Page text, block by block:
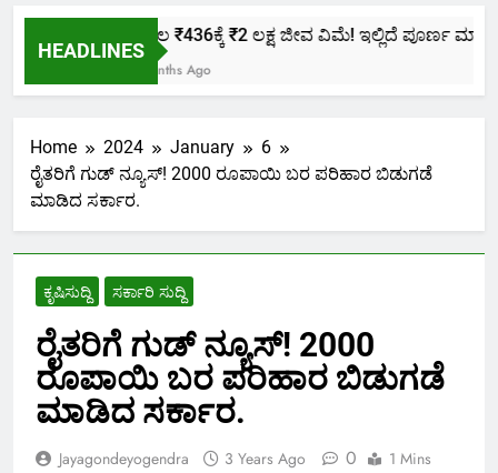
HEADLINES
ಕೇವಲ ₹436ಕ್ಕೆ ₹2 ಲಕ್ಷ ಜೀವ ವಿಮೆ! ಇಲ್ಲಿದೆ ಪೂರ್ಣ ಮಾಹಿತಿ.
2 Months Ago
Home 2024 January
6
ರೈತರಿಗೆ ಗುಡ್ ನ್ಯೂಸ್! 2000 ರೂಪಾಯಿ ಬರ ಪರಿಹಾರ ಬಿಡುಗಡೆ
ಮಾಡಿದ ಸರ್ಕಾರ.
ಕೃಷಿಸುದ್ದಿ ಸರ್ಕಾರಿ ಸುದ್ದಿ
ರೈತರಿಗೆ ಗುಡ್ ನ್ಯೂಸ್! 2000
ರೂಪಾಯಿ ಬರ ಪರಿಹಾರ ಬಿಡುಗಡೆ
ಮಾಡಿದ ಸರ್ಕಾರ.
Jayagondeyogendra 3 Years Ago 0 1 Mins